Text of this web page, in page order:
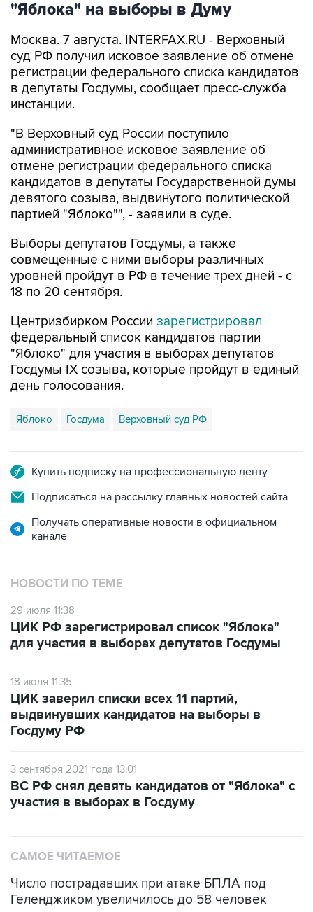
Москва. 7 августа. INTERFAX.RU - Верховный
регистрации федерального списка кандидатов
в депутаты Госдумы, сообщает пресс-служба
инстанции.
"В Верховный суд России поступило
отмене регистрации федерального списка
кандидатов в депутаты Государственной думы
девятого созыва, выдвинутого политической
партией "Яблоко"", - заявили в суде.
Выборы депутатов Госдумы, а также
уровней пройдут в РФ в течение трех дней - с
18 по 20 сентября.
Центризбирком России
"Яблоко" для участия в выборах депутатов
Госдумы IX созыва, которые пройдут в единый
день голосования.
Яблоко Госдума Верховный суд РФ
Подписаться на рассылку главных новостей сайта
Получать оперативные новости в официальном
НОВОСТИ ПО ТЕМЕ
29 июля 11:38
для участия в выборах депутатов Госдумы
18 июля 11:35
выдвинувших кандидатов на выборы в
Госдуму РФ
3 сентября 2021 года 13:01
участия в выборах в Госдуму
Число пострадавших при атаке БПЛА под